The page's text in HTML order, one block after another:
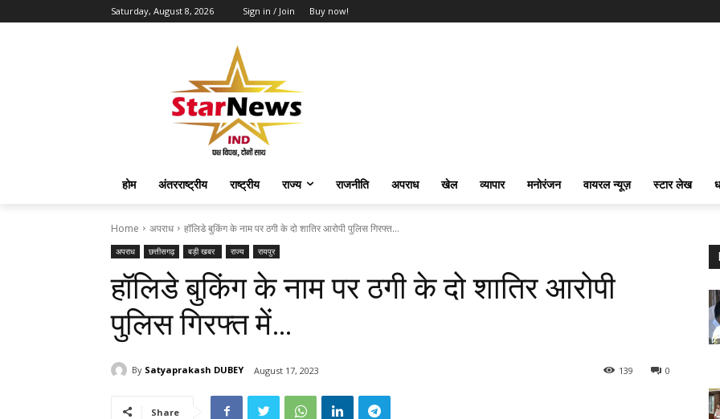
Saturday, August 8, 2026 Sign in / Join Buy now!
होम अंतरराष्ट्रीय राष्ट्रीय राज्य राजनीति अपराध खेल व्यापार मनोरंजन वायरल न्यूज़ स्टार लेख
Home अपराध हॉलिडे बुकिंग के नाम पर ठगी के दो शातिर आरोपी पुलिस गिरफ्त...
अपराध छत्तीसगढ़ बड़ी खबर राज्य रायपुर
हॉलिडे बुकिंग के नाम पर ठगी के दो शातिर आरोपी
पुलिस गिरफ्त में…
By Satyaprakash DUBEY August 17, 2023 0
139
Share